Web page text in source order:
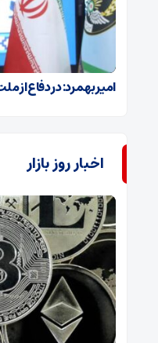
امیر بهمرد: در دفاع از
اخبار روز بازار